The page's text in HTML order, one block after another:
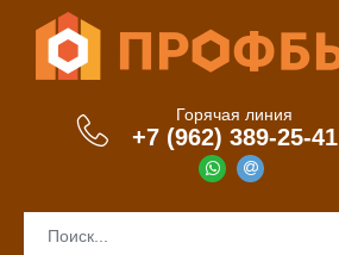
Горячая линия
+7 (962) 389-25-41